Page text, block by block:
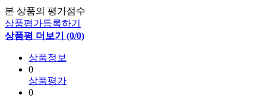
본 상품의 평가점수
상품평가등록하기
상품평 더보기 (0/0)
상품정보
0
상품평가
0